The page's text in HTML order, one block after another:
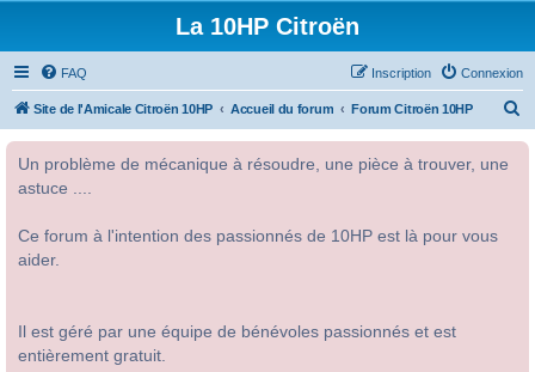
La 10HP Citroën
FAQ Connexion
Inscription
Site de l'Amicale Citroën 10HP Accueil du forum Forum Citroën 10HP
Un problème de mécanique à résoudre, une pièce à trouver, une
astuce ....
Ce forum à l'intention des passionnés de 10HP est là pour vous
aider.
Il est géré par une équipe de bénévoles passionnés et est
entièrement gratuit.